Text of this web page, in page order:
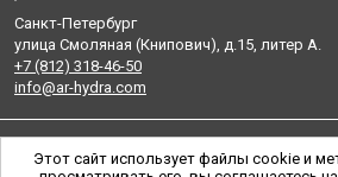
Этот сайт использует файлы cookie и
Санкт-Петербург
улица Смоляная (Книпович), д.15, литер А.
+7 (812) 318-46-50
info@ar-hydra.com